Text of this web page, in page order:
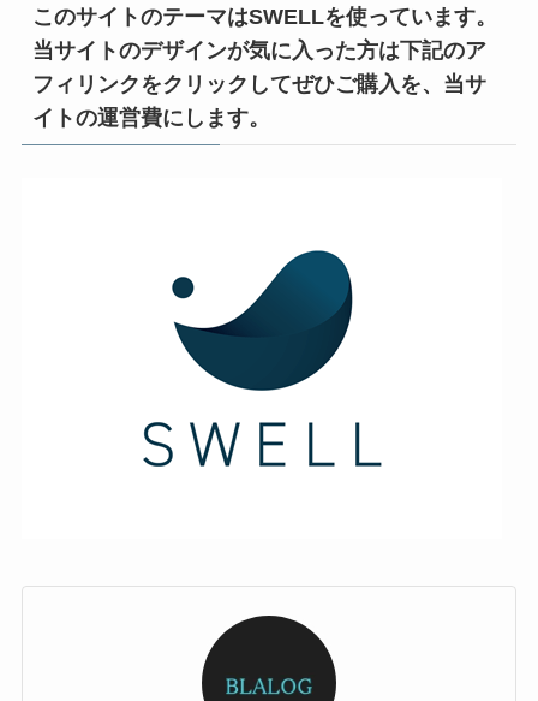
このサイトのテーマはSWELLを使っています。
当サイトのデザインが気に入った方は下記のア
フィリンクをクリックしてぜひご購入を、当サ
イトの運営費にします。